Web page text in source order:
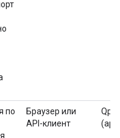
по
Браузер или
API-клиент